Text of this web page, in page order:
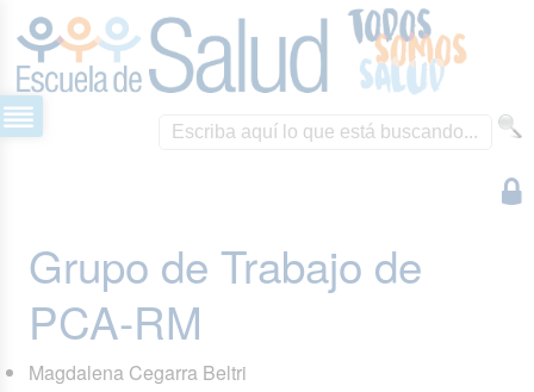
Grupo de Trabajo de
PCA-RM
Magdalena Cegarra Beltri